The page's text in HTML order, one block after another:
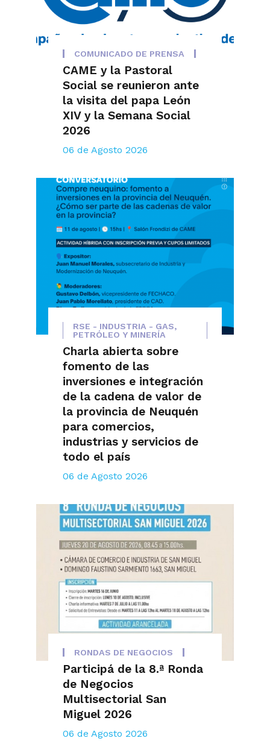
COMUNICADO DE PRENSA
CAME y la Pastoral
Social se reunieron ante
la visita del papa León
XIV y la Semana Social
2026
06 de Agosto 2026
RSE - INDUSTRIA - GAS,
PETRÓLEO Y MINERÍA
Charla abierta sobre
fomento de las
inversiones e integración
de la cadena de valor de
la provincia de Neuquén
para comercios,
industrias y servicios de
todo el país
06 de Agosto 2026
RONDAS DE NEGOCIOS
Participá de la 8.ª Ronda
de Negocios
Multisectorial San
Miguel 2026
06 de Agosto 2026